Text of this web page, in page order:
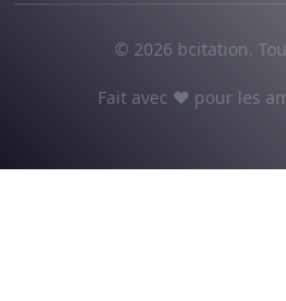
© 2026 bcitation.
Fait avec ♥ pour les